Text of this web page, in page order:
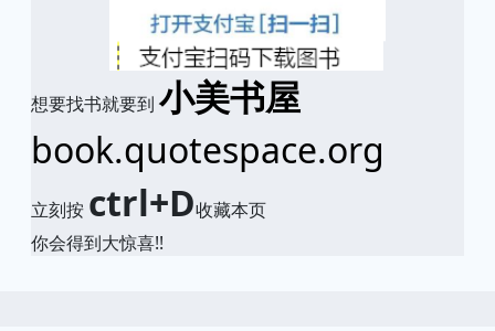
想要找书就要到 小美书屋
book.quotespace.org
立刻按 ctrl+D收藏本页
你会得到大惊喜!!